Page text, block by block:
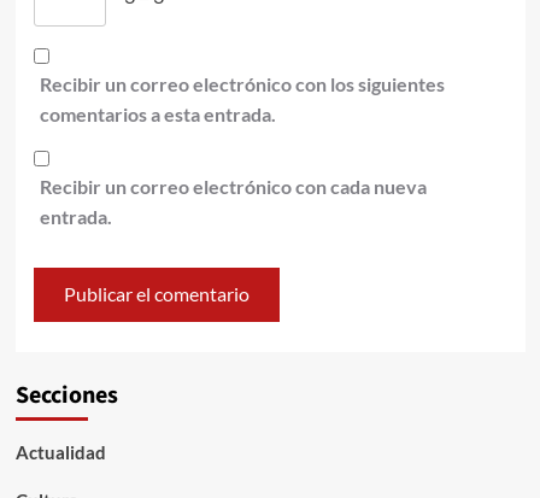
Recibir un correo electrónico con los siguientes
comentarios a esta entrada.
Recibir un correo electrónico con cada nueva
entrada.
Secciones
Actualidad